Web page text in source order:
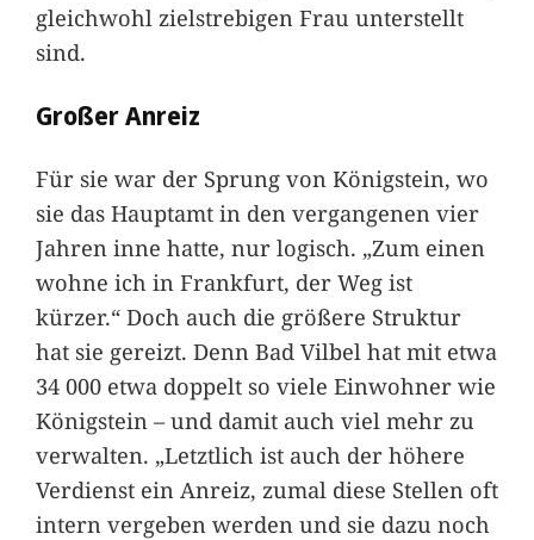
gleichwohl zielstrebigen Frau unterstellt
sind.
Großer Anreiz
Für sie war der Sprung von Königstein, wo
sie das Hauptamt in den vergangenen vier
Jahren inne hatte, nur logisch. „Zum einen
wohne ich in Frankfurt, der Weg ist
kürzer.“ Doch auch die größere Struktur
hat sie gereizt. Denn Bad Vilbel hat mit etwa
34 000 etwa doppelt so viele Einwohner wie
Königstein – und damit auch viel mehr zu
verwalten. „Letztlich ist auch der höhere
Verdienst ein Anreiz, zumal diese Stellen oft
intern vergeben werden und sie dazu noch